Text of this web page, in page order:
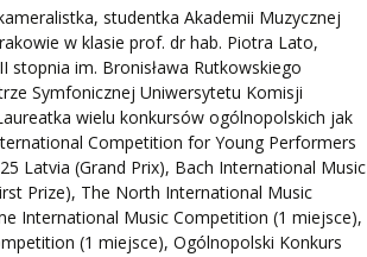
studentka Akademii Muzycznej
w klasie prof. dr hab. Piotra Lato,
stopnia im. Bronisława Rutkowskiego
Symfonicznej Uniwersytetu Komisji
wielu konkursów ogólnopolskich jak
Competition for Young Performers
Latvia (Grand Prix), Bach International Music
Prize), The North International Music
International Music Competition (1 miejsce),
(1 miejsce), Ogólnopolski Konkurs